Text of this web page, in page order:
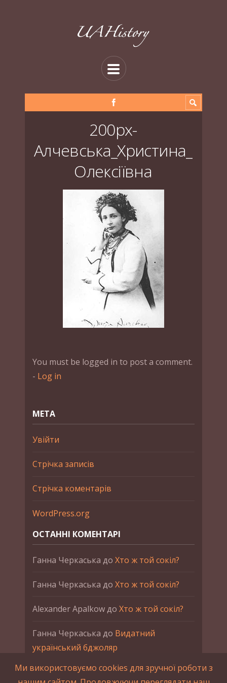
200px-
Алчевська_Христина_
Олексіївна
You must be logged in to post a comment.
- Log in
МЕТА
Увійти
Стрічка записів
Стрічка коментарів
WordPress.org
ОСТАННІ КОМЕНТАРІ
Ганна Черкаська до Хто ж той сокіл?
Ганна Черкаська до Хто ж той сокіл?
Alexander Apalkowдо Хто ж той сокіл?
Ганна Черкаська до Видатний
український бджоляр
Ганна ЧеркаськадоПетро Франко
Ми використовуємо cookies для зручної роботи з